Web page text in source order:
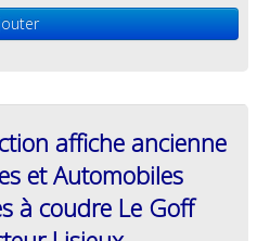
affiche ancienne
et Automobiles
à coudre Le Goff